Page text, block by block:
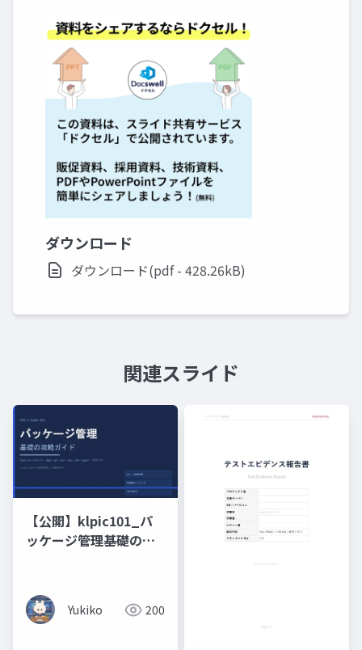
ダウンロード
ダウンロード(pdf - 428.26kB)
関連スライド
【公開】klpic101_パ
ッケージ管理基礎の攻
Yukiko 200